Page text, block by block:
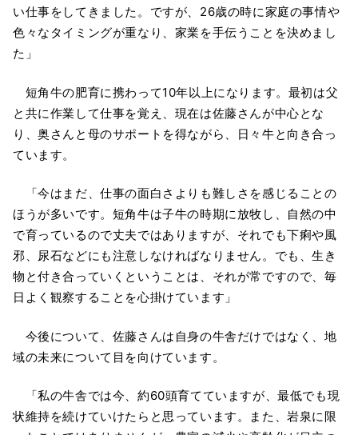
い仕事をしてきました。ですが、26歳の時に家庭の事情や
色々なタイミングが重なり、家業を手伝うことを決めまし
た」
短角牛の肥育に携わって10年以上になります。最初は父
と共に作業して仕事を覚え、現在は佐藤さんが中心とな
り、奥さんと母のサポートを得ながら、日々牛と向き合っ
ています。
「今はまだ、仕事の面白さよりも難しさを感じることの
ほうが多いです。短角牛は子牛の時期に放牧し、自然の中
で育っているので丈夫ではありますが、それでも下痢や風
邪、尿石などにも注意しなければなりません。でも、生き
物と付き合っていくということは、それが常ですので、毎
日よく観察することを心掛けています」
今後について、佐藤さんは自身の牛舎だけではなく、地
域の未来について目を向けています。
「私の牛舎では今、約60頭育てていますが、最低でも現
状維持を続けていけたらと思っています。また、岩泉に限